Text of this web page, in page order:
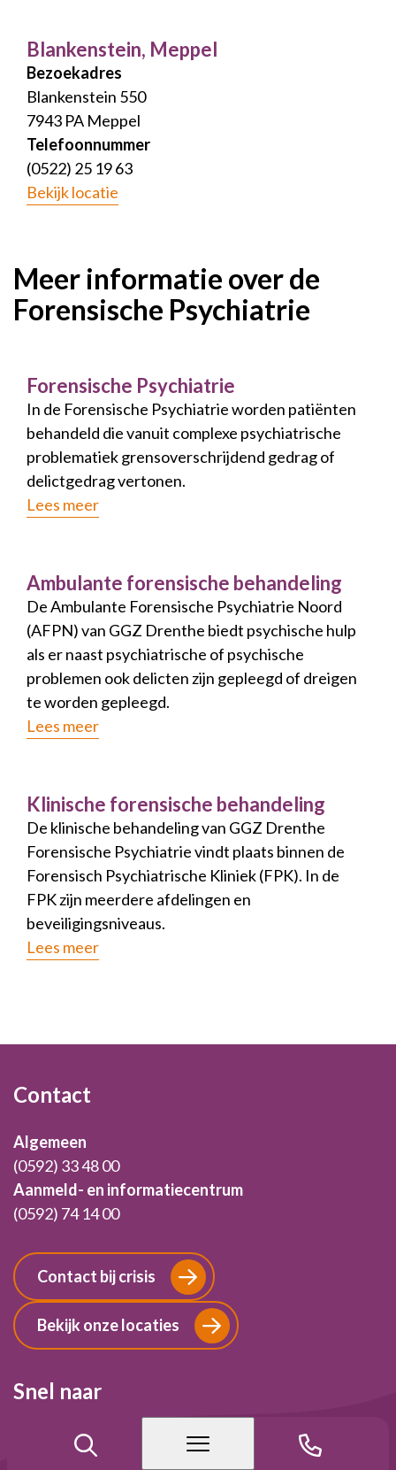
Blankenstein, Meppel
Bezoekadres
Blankenstein 550
7943 PA Meppel
Telefoonnummer
(0522) 25 19 63
Bekijk locatie
Meer informatie over de
Forensische Psychiatrie
Forensische Psychiatrie
In de Forensische Psychiatrie worden patiënten
behandeld die vanuit complexe psychiatrische
problematiek grensoverschrijdend gedrag of
delictgedrag vertonen.
Lees meer
Ambulante forensische behandeling
De Ambulante Forensische Psychiatrie Noord
(AFPN) van GGZ Drenthe biedt psychische hulp
als er naast psychiatrische of psychische
problemen ook delicten zijn gepleegd of dreigen
te worden gepleegd.
Lees meer
Klinische forensische behandeling
De klinische behandeling van GGZ Drenthe
Forensische Psychiatrie vindt plaats binnen de
Forensisch Psychiatrische Kliniek (FPK). In de
FPK zijn meerdere afdelingen en
beveiligingsniveaus.
Lees meer
Contact
Algemeen
(0592) 33 48 00
Aanmeld- en informatiecentrum
(0592) 74 14 00
Contact bij crisis
Bekijk onze locaties
Snel naar
Informatie voor patiënten
Informatie voor naasten